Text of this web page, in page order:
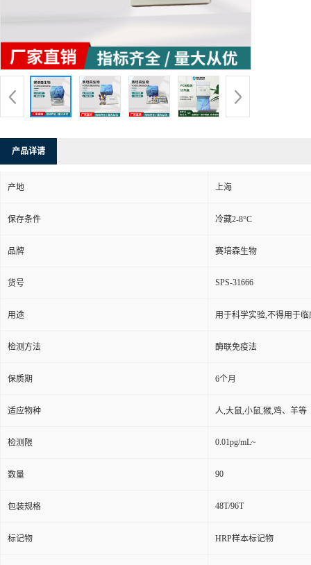
产品详请
产地 上海
保存条件 冷藏2-8°C
品牌 赛培森生物
货号 SPS-31666
用途 用于科学实验,不得用于临
检测方法 酶联免疫法
保质期 6个月
适应物种 人,大鼠,小鼠,猴,鸡、羊等
检测限 0.01pg/mL~
数量 90
包装规格 48T/96T
标记物 HRP样本标记物